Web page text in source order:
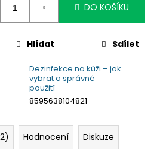
DO KOŠÍKU
Dezinfekce na kůži – jak
vybrat a správné
použití
8595638104821
Hlídat Sdílet
Hodnocení Diskuze